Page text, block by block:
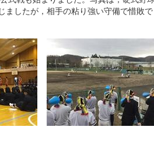
ましたが，相手の粘り強い守備で惜敗